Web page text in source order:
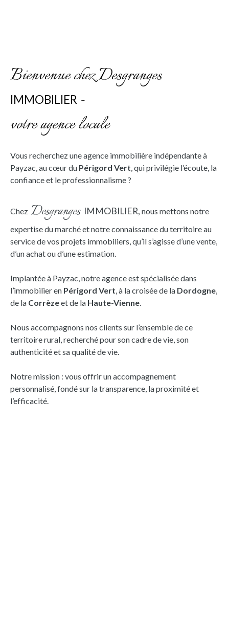
Bienvenue chez Desgranges
IMMOBILIER -
votre agence locale
Vous recherchez une agence immobilière indépendante à
Payzac, au cœur du Périgord Vert, qui privilégie l’écoute, la
confiance et le professionnalisme ?
Chez Desgranges IMMOBILIER, nous mettons notre
expertise du marché et notre connaissance du territoire au
service de vos projets immobiliers, qu’il s’agisse d’une vente,
d’un achat ou d’une estimation.
Implantée à Payzac, notre agence est spécialisée dans
l’immobilier en Périgord Vert, à la croisée de la Dordogne,
de la Corrèzeet de la Haute-Vienne.
Nous accompagnons nos clients sur l’ensemble de ce
territoire rural, recherché pour son cadre de vie, son
authenticité et sa qualité de vie.
Notre mission : vous offrir un accompagnement
personnalisé, fondé sur la transparence, la proximité et
l’efficacité.